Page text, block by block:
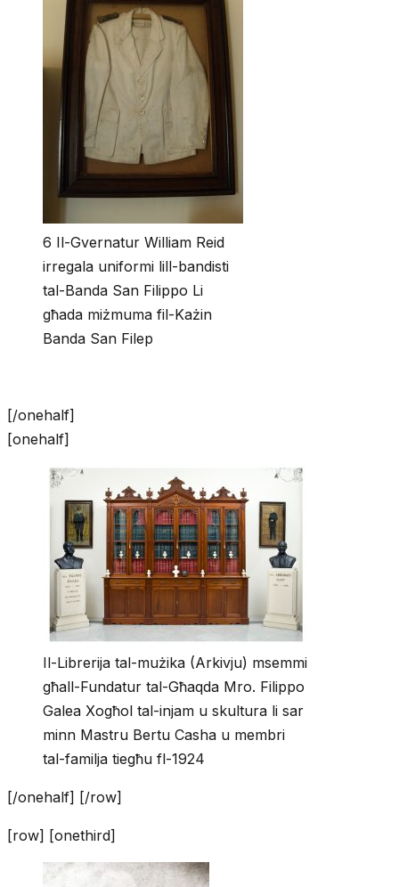
6 Il-Gvernatur William Reid
irregala uniformi lill-bandisti
tal-Banda San Filippo Li
għada miżmuma fil-Każin
Banda San Filep
[/onehalf]
[onehalf]
Il-Librerija tal-mużika (Arkivju) msemmi
għall-Fundatur tal-Għaqda Mro. Filippo
Galea Xogħol tal-injam u skultura li sar
minn Mastru Bertu Casha u membri
tal-familja tiegħu fl-1924
[/onehalf] [/row]
[row] [onethird]